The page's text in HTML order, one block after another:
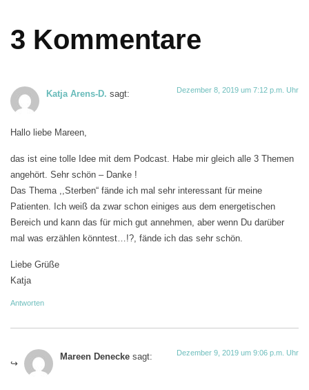
3 Kommentare
Katja Arens-D. sagt: Dezember 8, 2019 um 7:12 p.m. Uhr
Hallo liebe Mareen,
das ist eine tolle Idee mit dem Podcast. Habe mir gleich alle 3 Themen
angehört. Sehr schön – Danke !
Das Thema ,,Sterben“ fände ich mal sehr interessant für meine
Patienten. Ich weiß da zwar schon einiges aus dem energetischen
Bereich und kann das für mich gut annehmen, aber wenn Du darüber
mal was erzählen könntest…!?, fände ich das sehr schön.
Liebe Grüße
Katja
Antworten
Mareen Denecke sagt: Dezember 9, 2019 um 9:06 p.m. Uhr